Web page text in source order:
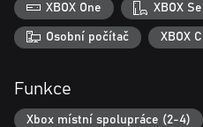
XBOX One XBOX
Osobní počítač XBOX
Funkce
Xbox místní spolupráce (2-4)